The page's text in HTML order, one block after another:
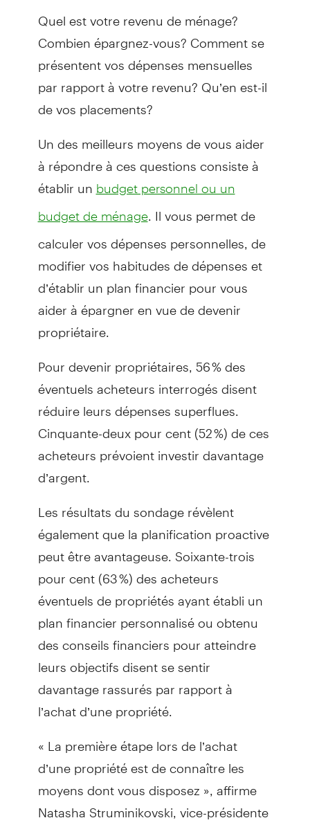
Quel est votre revenu de ménage?
Combien épargnez-vous? Comment se
présentent vos dépenses mensuelles
par rapport à votre revenu? Qu’en est-il
de vos placements?
Un des meilleurs moyens de vous aider
à répondre à ces questions consiste à
établir un budget personnel ou un
budget de ménage. Il vous permet de
calculer vos dépenses personnelles, de
modifier vos habitudes de dépenses et
d’établir un plan financier pour vous
aider à épargner en vue de devenir
propriétaire.
Pour devenir propriétaires, 56 % des
éventuels acheteurs interrogés disent
réduire leurs dépenses superflues.
Cinquante-deux pour cent (52 %) de ces
acheteurs prévoient investir davantage
d’argent.
Les résultats du sondage révèlent
également que la planification proactive
peut être avantageuse. Soixante-trois
pour cent (63 %) des acheteurs
éventuels de propriétés ayant établi un
plan financier personnalisé ou obtenu
des conseils financiers pour atteindre
leurs objectifs disent se sentir
davantage rassurés par rapport à
l’achat d’une propriété.
« La première étape lors de l’achat
d’une propriété est de connaître les
moyens dont vous disposez », affirme
Natasha Struminikovski, vice-présidente